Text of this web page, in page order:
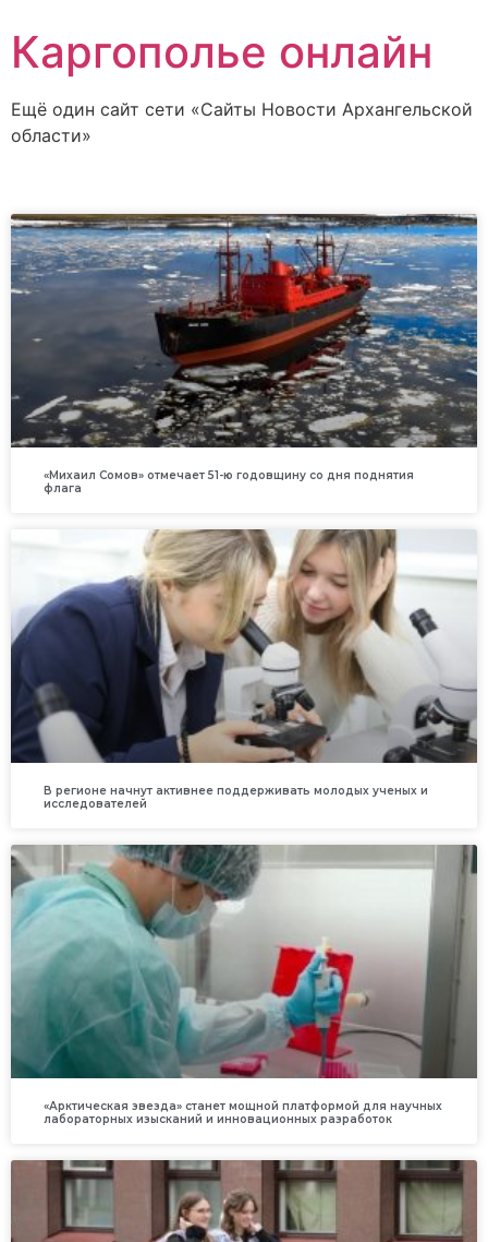
Каргополье онлайн
Ещё один сайт сети «Сайты Новости Архангельской
области»
«Михаил Сомов» отмечает 51-ю годовщину со дня поднятия
флага
В регионе начнут активнее поддерживать молодых ученых и
исследователей
«Арктическая звезда» станет мощной платформой для научных
лабораторных изысканий и инновационных разработок